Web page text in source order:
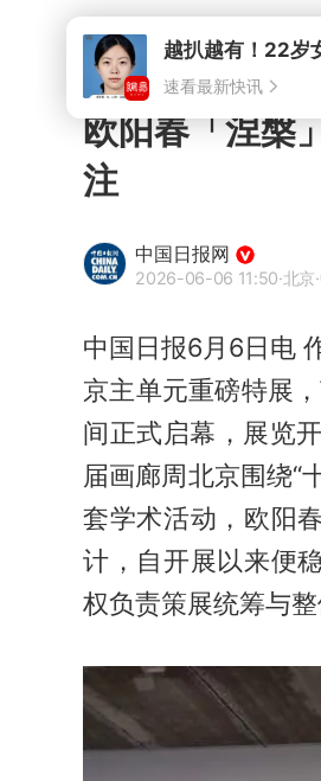
欧阳春「涅槃
注
中国日报网
2026-06-06 11:50·北京
中国日报6月6日电
京主单元重磅特展
间正式启幕，展览
届画廊周北京围绕“
套学术活动，欧阳
计，自开展以来便
权负责策展统筹与整